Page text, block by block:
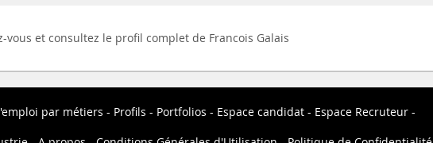
vous et consultez le profil complet de Francois Galais
par métiers Profils Portfolios Espace candidat
Espace Recruteur